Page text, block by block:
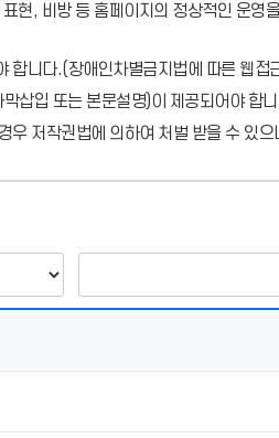
현, 비방 등 홈페이지의 정상적인 운영
합니다.(장애인차별금지법에 따른 웹접
삽입 또는 본문설명)이 제공되어야 합
저작권법에 의하여 처벌 받을 수 있